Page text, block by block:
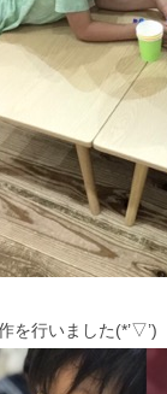
を行いました(*’▽’)